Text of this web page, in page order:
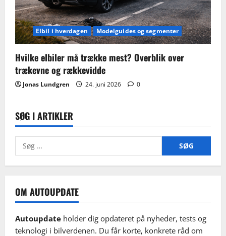
Elbil i hverdagen Modelguides og segmenter
Hvilke elbiler må trække mest? Overblik over
trækevne og rækkevidde
Jonas Lundgren 24. juni 2026 0
SØG I ARTIKLER
Søg
efter:
OM AUTOUPDATE
Autoupdate holder dig opdateret på nyheder, tests og
teknologi i bilverdenen. Du får korte, konkrete råd om